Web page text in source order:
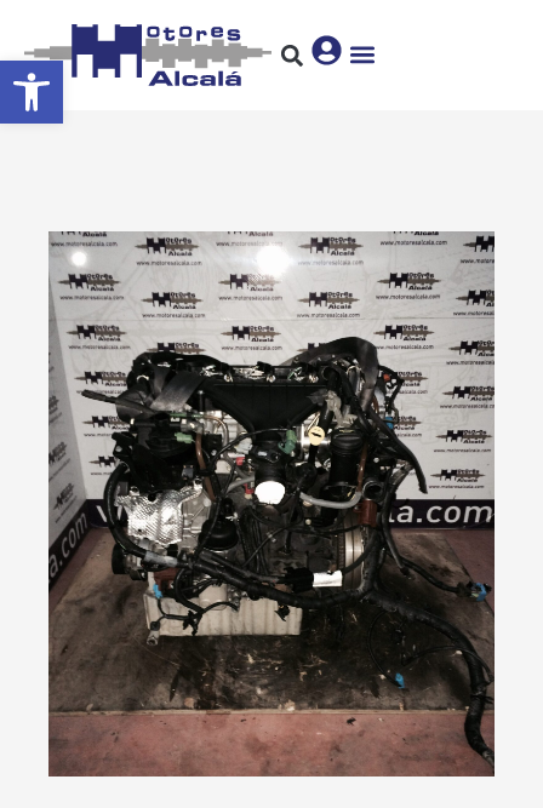
Abrir barra de herramientas